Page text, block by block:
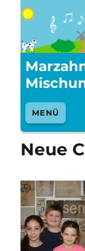
MENÜ
Neue